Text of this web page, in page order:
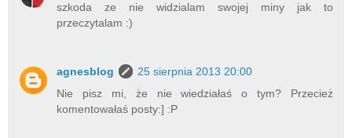
szkoda ze nie widzialam swojej miny jak to
przeczytalam :)
agnesblog
25 sierpnia 2013 20:00
Nie pisz mi, że nie wiedziałaś o tym? Przecież
komentowałaś posty:] :P